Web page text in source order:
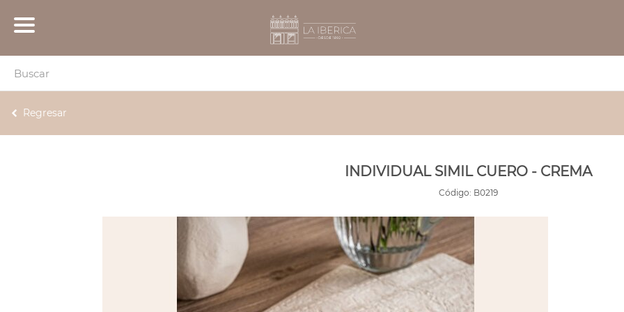
Regresar
INDIVIDUAL SIMIL CUERO - CREMA
Código: B0219